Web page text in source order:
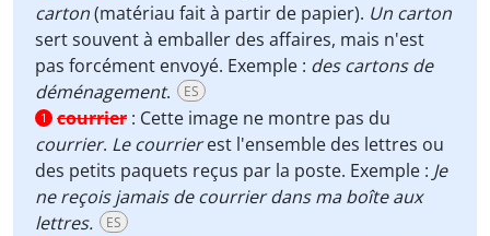
carton(matériau fait à partir de papier). Un carton
sert souvent à emballer des affaires, mais n'est
pas forcément envoyé. Exemple : des cartons de
déménagement. ES
1 courrier : Cette image ne montre pas du
courrier. Le courrierest l'ensemble des lettres ou
des petits paquets reçus par la poste. Exemple : Je
ne reçois jamais de courrier dans ma boîte aux
lettres.
ES